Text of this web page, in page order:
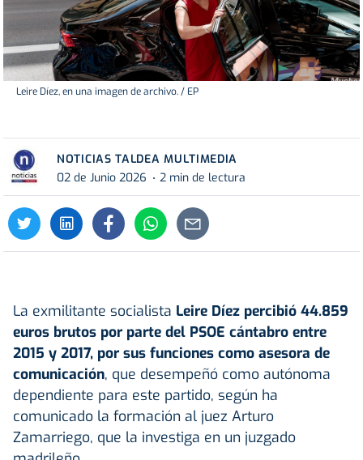
Leire Díez, en una imagen de archivo. / EP
NOTICIAS TALDEA MULTIMEDIA
02 de Junio 2026
2 min de lectura
La exmilitante socialista Leire Díez percibió 44.859
euros brutos por parte del PSOE cántabro entre
2015 y 2017, por sus funciones como asesora de
comunicación, que desempeñó como autónoma
dependiente para este partido, según ha
comunicado la formación al juez Arturo
Zamarriego, que la investiga en un juzgado